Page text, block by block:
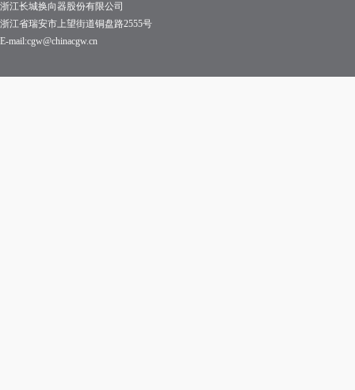
浙江长城换向器股份有限公司
浙江省瑞安市上望街道铜盘路2555号
E-mail:cgw@chinacgw.cn